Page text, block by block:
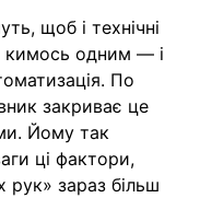
щоб і технічні
кимось одним — і
По
закриває це
Йому так
ці фактори,
рук» зараз більш